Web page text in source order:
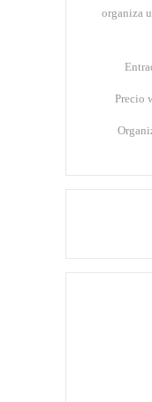
organiza
Precio